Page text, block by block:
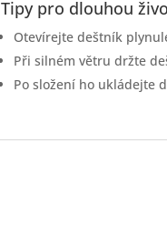
Tipy pro dlouhou
Otevírejte deštník
Při silném větru držte
Po složení ho ukládejte